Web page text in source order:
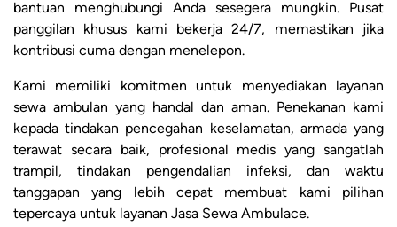
bantuan menghubungi Anda sesegera mungkin. Pusat
panggilan khusus kami bekerja 24/7, memastikan jika
kontribusi cuma dengan menelepon.
Kami memiliki komitmen untuk menyediakan layanan
sewa ambulan yang handal dan aman. Penekanan kami
kepada tindakan pencegahan keselamatan, armada yang
terawat secara baik, profesional medis yang sangatlah
trampil, tindakan pengendalian infeksi, dan waktu
tanggapan yang lebih cepat membuat kami pilihan
tepercaya untuk layanan Jasa Sewa Ambulace.